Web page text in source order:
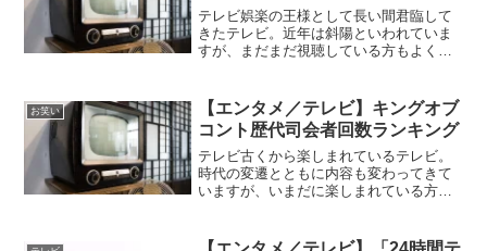
テレビ娯楽の王様として長い間君臨して
きたテレビ。近年は斜陽といわれていま
すが、まだまだ視聴している方もよく聞
ジャンルも様々で、ニュースもあればス
ポーツもあり、バラエティ...
お笑い
【エンタメ／テレビ】キングオブ
コント歴代司会者回数ランキング
テレビ古くから楽しまれているテレビ。
時代の変遷とともに内容も変わってきて
いますが、いまだに楽しまれている方も
すね。その一つとなっているのが「キン